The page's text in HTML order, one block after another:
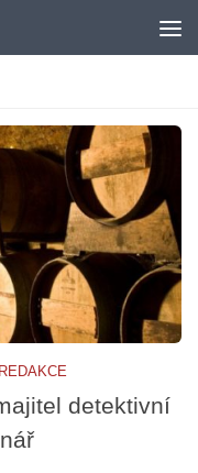
REDAKCE
detektivní